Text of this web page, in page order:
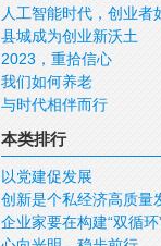
人工智能时代，创业者
县城成为创业新沃土
2023，重拾信心
我们如何养老
与时代相伴而行
本类排行
以党建促发展
创新是个私经济高质量
企业家要在构建“双循